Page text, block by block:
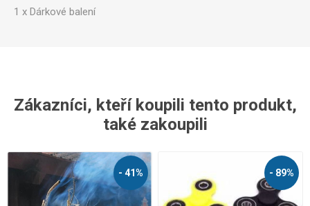
1 x Dárkové balení
Zákazníci, kteří koupili tento produkt,
také zakoupili
- 41% - 89%